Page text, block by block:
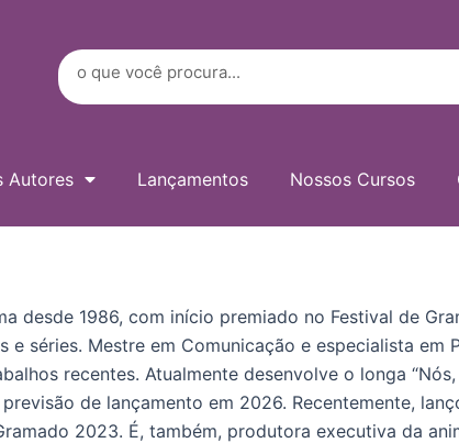
Search
Autores Lançamentos Nossos Cursos
desde 1986, com início premiado no Festival de
e séries. Mestre em Comunicação e especialista
recentes. Atualmente desenvolve o longa
de lançamento em 2026. Recentemente,
2023. É, também, produtora executiva da
e-